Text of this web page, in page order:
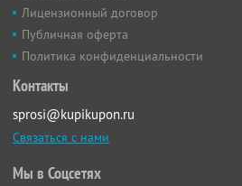
Лицензионный договор
Публичная оферта
Политика конфиденциальности
Контакты
sprosi@kupikupon.ru
Связаться с нами
Мы в Соцсетях